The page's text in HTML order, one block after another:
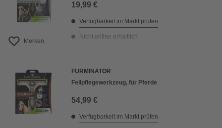
Merken
19,99 €
Verfügbarkeit im Markt prüfen
Nicht online erhältlich
FURMINATOR
Fellpflegewerkzeug, für Pferde
54,99 €
Verfügbarkeit im Markt prüfen